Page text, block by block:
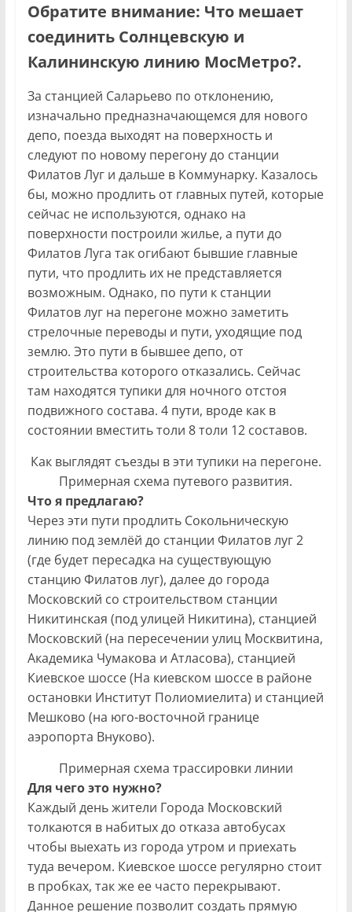
Обратите внимание: Что мешает
соединить Солнцевскую и
Калининскую линию МосМетро?.
За станцией Саларьево по отклонению,
изначально предназначающемся для нового
депо, поезда выходят на поверхность и
следуют по новому перегону до станции
Филатов Луг и дальше в Коммунарку. Казалось
бы, можно продлить от главных путей, которые
сейчас не используются, однако на
поверхности построили жилье, а пути до
Филатов Луга так огибают бывшие главные
пути, что продлить их не представляется
возможным. Однако, по пути к станции
Филатов луг на перегоне можно заметить
стрелочные переводы и пути, уходящие под
землю. Это пути в бывшее депо, от
строительства которого отказались. Сейчас
там находятся тупики для ночного отстоя
подвижного состава. 4 пути, вроде как в
состоянии вместить толи 8 толи 12 составов.
Как выглядят съезды в эти тупики на перегоне.
Примерная схема путевого развития.
Что я предлагаю?
Через эти пути продлить Сокольническую
линию под землёй до станции Филатов луг 2
(где будет пересадка на существующую
станцию Филатов луг), далее до города
Московский со строительством станции
Никитинская (под улицей Никитина), станцией
Московский (на пересечении улиц Москвитина,
Академика Чумакова и Атласова), станцией
Киевское шоссе (На киевском шоссе в районе
остановки Институт Полиомиелита) и станцией
Мешково (на юго-восточной границе
аэропорта Внуково).
Примерная схема трассировки линии
Для чего это нужно?
Каждый день жители Города Московский
толкаются в набитых до отказа автобусах
чтобы выехать из города утром и приехать
туда вечером. Киевское шоссе регулярно стоит
в пробках, так же ее часто перекрывают.
Данное решение позволит создать прямую